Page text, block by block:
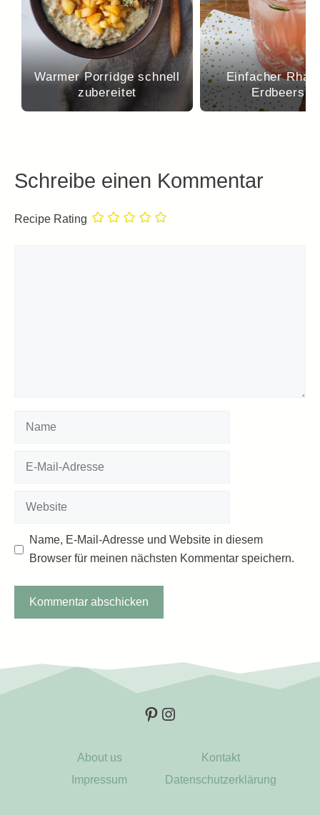
Warmer Porridge schnell
zubereitet
Einfacher
Schreibe einen Kommentar
Recipe Rating
Name, E-Mail-Adresse und Website in diesem
Browser für meinen nächsten Kommentar speichern.
Pinterest
Instagram
About us
Kontakt
Impressum
Datenschutzerklärung